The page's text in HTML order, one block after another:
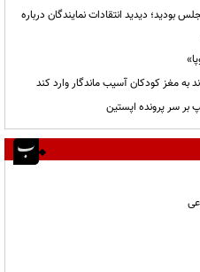
دیدید انتقادات نمایندگان درباره
مغز کودکان آسیب ماندگار وارد کند
بر سر پرونده اپستین